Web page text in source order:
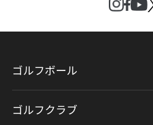
ゴルフボール
ゴルフクラブ